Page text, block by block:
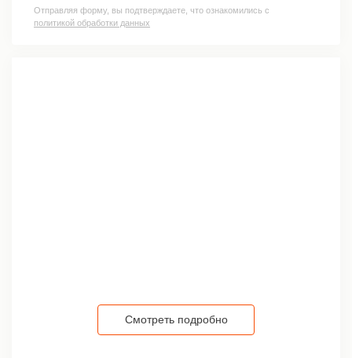
Отправляя форму, вы подтверждаете, что ознакомились с
политикой обработки данных
Смотреть подробно